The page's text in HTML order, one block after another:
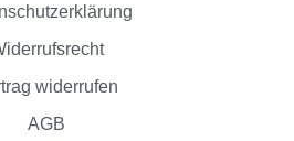
widerrufen
AGB